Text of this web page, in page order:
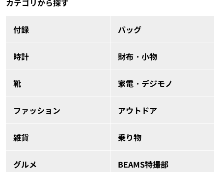
カテゴリから探す
付録 バッグ
時計 財布・小物
靴 家電・デジモノ
ファッション アウトドア
雑貨 乗り物
グルメ BEAMS特撮部